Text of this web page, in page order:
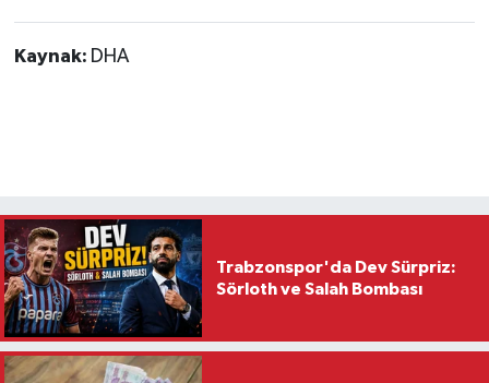
Kaynak: DHA
Trabzonspor'da Dev Sürpriz:
Sörloth ve Salah Bombası